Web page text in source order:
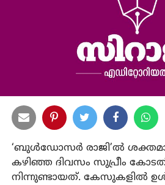
‘ബുള്‍ഡോസര്‍ രാജി’ല്‍
കഴിഞ്ഞ ദിവസം സുപ്രീം
നിന്നുണ്ടായത്. കേസുകളില്‍